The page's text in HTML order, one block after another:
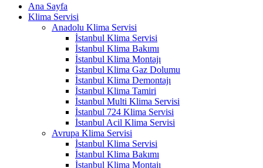
Ana Sayfa
Klima Servisi
Anadolu Klima Servisi
İstanbul Klima Servisi
İstanbul Klima Bakımı
İstanbul Klima Montajı
İstanbul Klima Gaz Dolumu
İstanbul Klima Demontajı
İstanbul Klima Tamiri
İstanbul Multi Klima Servisi
İstanbul 724 Klima Servisi
İstanbul Acil Klima Servisi
Avrupa Klima Servisi
İstanbul Klima Servisi
İstanbul Klima Bakımı
İstanbul Klima Montajı